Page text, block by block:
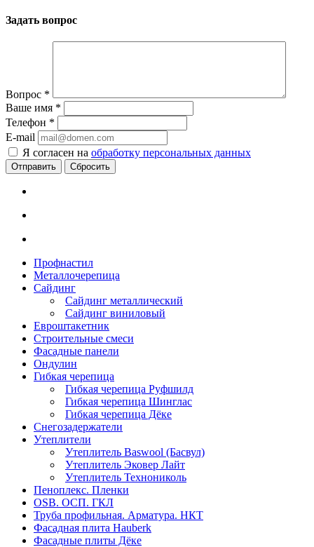
Задать вопрос
Вопрос *
Ваше имя *
Телефон *
E-mail
Я согласен на обработку персональных данных
Сбросить
Профнастил
Металлочерепица
Сайдинг
Сайдинг металлический
Сайдинг виниловый
Евроштакетник
Строительные смеси
Фасадные панели
Ондулин
Гибкая черепица
Гибкая черепица Руфшилд
Гибкая черепица Шинглас
Гибкая черепица Дёке
Снегозадержатели
Утеплители
Утеплитель Baswool (Басвул)
Утеплитель Эковер Лайт
Утеплитель Технониколь
Пеноплекс. Пленки
OSB. ОСП. ГКЛ
Труба профильная. Арматура. НКТ
Фасадная плита Hauberk
Фасадные плиты Дёке